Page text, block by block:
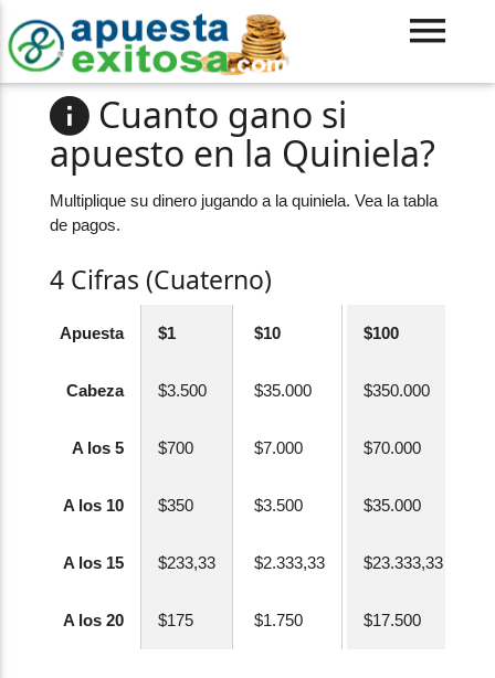
Cuanto gano si
apuesto en la Quiniela?
Multiplique su dinero jugando a la quiniela. Vea la tabla
de pagos.
4 Cifras (Cuaterno)
Apuesta
Cabeza
A los 5
A los 10
A los 15
A los 20
$1
$3.500
$700
$350
$233,33
$175
$10
$35.000
$7.000
$3.500
$2.333,33
$1.750
$100
$350.000
$70.000
$35.000
$23.333,33
$17.500